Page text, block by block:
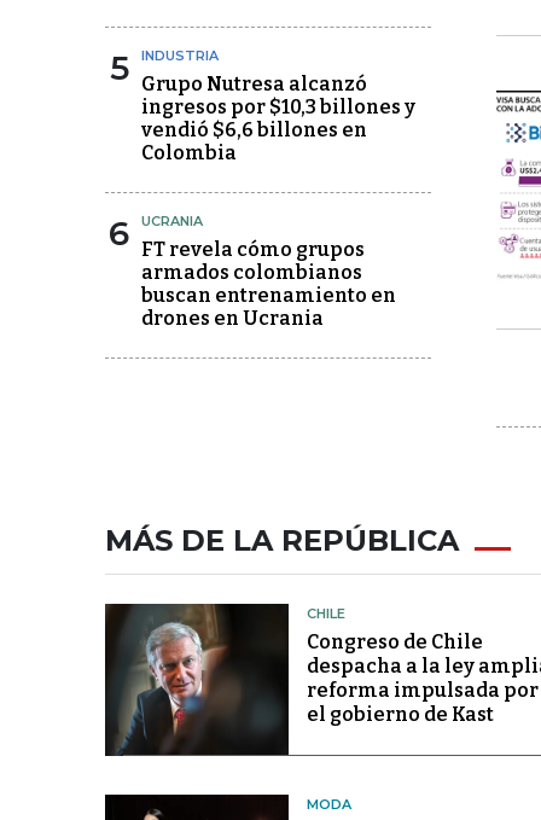
5 INDUSTRIA
Grupo Nutresa alcanzó
ingresos por $10,3 billones y
vendió $6,6 billones en
Colombia
6 UCRANIA
FT revela cómo grupos
armados colombianos
buscan entrenamiento en
drones en Ucrania
MÁS DE LA REPÚBLICA
CHILE
Congreso de Chile
despacha a la ley
reforma impulsada por
el gobierno de Kast
MODA